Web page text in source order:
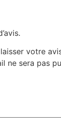
votre
ne sera pas